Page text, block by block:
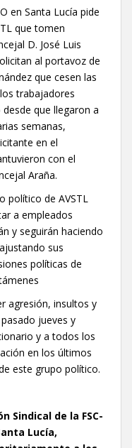
en Santa Lucía pide
que tomen
D. José Luis
al portavoz de
que cesen las
trabajadores
que llegaron a
semanas,
en el
con el
Araña.
político de AVSTL
a empleados
y seguirán haciendo
sus
políticas de
agresión, insultos y
jueves y
y a todos los
en los últimos
este grupo político.
Sindical de la FSC-
Lucía,